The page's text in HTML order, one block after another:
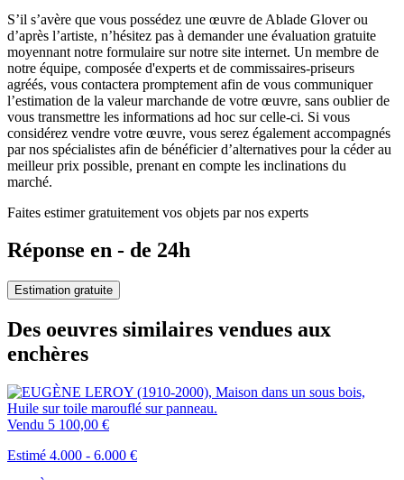
S’il s’avère que vous possédez une œuvre de Ablade Glover ou
d’après l’artiste, n’hésitez pas à demander une évaluation gratuite
moyennant notre formulaire sur notre site internet. Un membre de
notre équipe, composée d'experts et de commissaires-priseurs
agréés, vous contactera promptement afin de vous communiquer
l’estimation de la valeur marchande de votre œuvre, sans oublier de
vous transmettre les informations ad hoc sur celle-ci. Si vous
considérez vendre votre œuvre, vous serez également accompagnés
par nos spécialistes afin de bénéficier d’alternatives pour la céder au
meilleur prix possible, prenant en compte les inclinations du
marché.
Faites estimer gratuitement vos objets par nos experts
Réponse en - de 24h
Estimation gratuite
Des oeuvres similaires vendues aux
enchères
Vendu 5 100,00 €
Estimé 4.000 - 6.000 €